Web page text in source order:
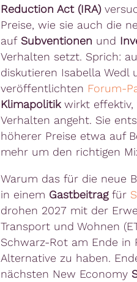
Reduction Act (IRA)
Preise, wie sie auch die
auf Subventionen und
Verhalten setzt. Sprich:
diskutieren Isabella Wedl
veröffentlichten Forum-
Klimapolitikwirkt effektiv,
Verhalten angeht. Sie
höherer Preise etwa auf
mehr um den richtigen
Warum das für die neue
in einem Gastbeitrag für
drohen 2027 mit der
Transport und Wohnen
Schwarz-Rot am Ende
Alternative zu haben.
nächsten New Economy